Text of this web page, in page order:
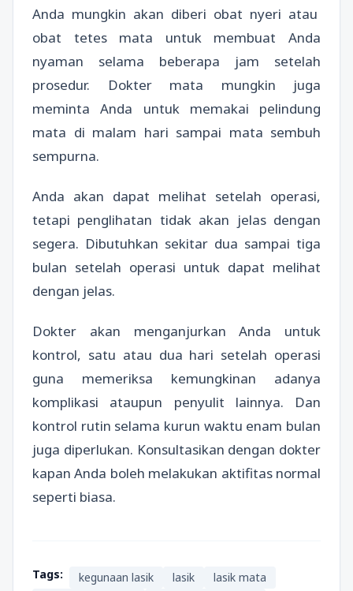
Anda mungkin akan diberi obat nyeri atau
obat tetes mata untuk membuat Anda
nyaman selama beberapa jam setelah
prosedur. Dokter mata mungkin juga
meminta Anda untuk memakai pelindung
mata di malam hari sampai mata sembuh
sempurna.
Anda akan dapat melihat setelah operasi,
tetapi penglihatan tidak akan jelas dengan
segera. Dibutuhkan sekitar dua sampai tiga
bulan setelah operasi untuk dapat melihat
dengan jelas.
Dokter akan menganjurkan Anda untuk
kontrol, satu atau dua hari setelah operasi
guna memeriksa kemungkinan adanya
komplikasi ataupun penyulit lainnya. Dan
kontrol rutin selama kurun waktu enam bulan
juga diperlukan. Konsultasikan dengan dokter
kapan Anda boleh melakukan aktifitas normal
seperti biasa.
Tags: kegunaan lasik lasik
lasik mata